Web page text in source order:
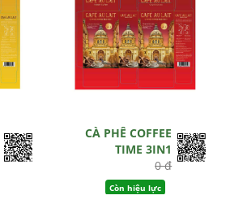
CÀ PHÊ COFFEE
TIME 3IN1
0 đ
Còn hiệu lực